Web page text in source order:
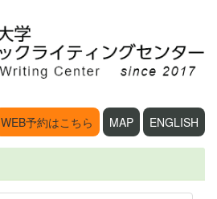
WEB予約はこちら MAP ENGLISH